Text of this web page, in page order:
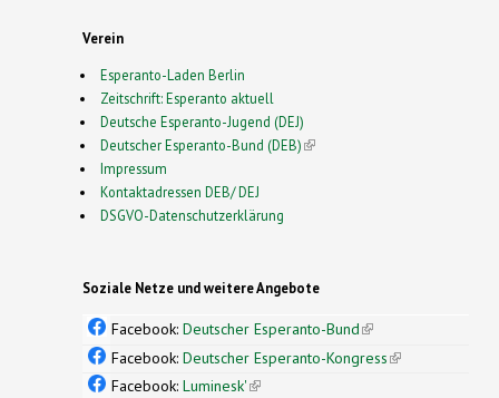
Verein
Esperanto-Laden Berlin
Zeitschrift: Esperanto aktuell
Deutsche Esperanto-Jugend (DEJ)
Deutscher Esperanto-Bund (DEB)(link is external)
Impressum
Kontaktadressen DEB/ DEJ
DSGVO-Datenschutzerklärung
Soziale Netze und weitere Angebote
Facebook: Deutscher Esperanto-Bund(link is
external)
Facebook: Deutscher Esperanto-Kongress(link is
Facebook: Luminesk'(link is external)